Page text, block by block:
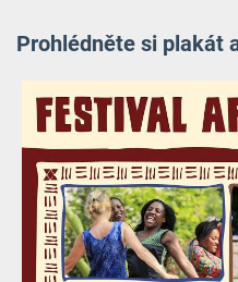
Prohlédněte si plakát